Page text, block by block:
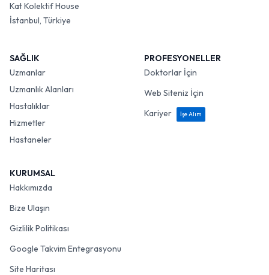
Kat Kolektif House
İstanbul, Türkiye
SAĞLIK
Uzmanlar
Uzmanlık Alanları
Hastalıklar
Hizmetler
Hastaneler
PROFESYONELLER
Doktorlar İçin
Web Siteniz İçin
Kariyer
İşe Alım
KURUMSAL
Hakkımızda
Bize Ulaşın
Gizlilik Politikası
Google Takvim Entegrasyonu
Site Haritası